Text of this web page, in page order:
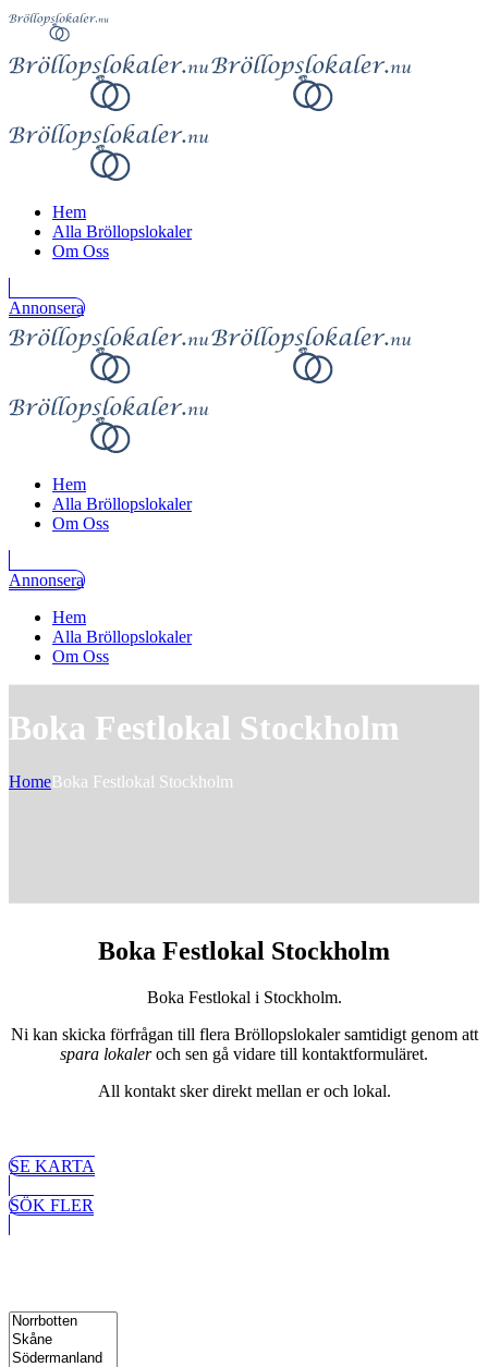
Hem
Alla Bröllopslokaler
Om Oss
Annonsera
Hem
Alla Bröllopslokaler
Om Oss
Annonsera
Hem
Alla Bröllopslokaler
Om Oss
Boka Festlokal Stockholm
HomeBoka Festlokal Stockholm
Boka Festlokal Stockholm
Boka Festlokal i Stockholm.
Ni kan skicka förfrågan till flera Bröllopslokaler samtidigt genom att
spara lokaleroch sen gå vidare till kontaktformuläret.
All kontakt sker direkt mellan er och lokal.
SE KARTA
SÖK FLER